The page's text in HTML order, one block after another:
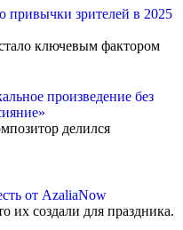
привычки зрителей в 2025
ключевым фактором
произведение без
делился
от AzaliaNow
их создали для праздника.